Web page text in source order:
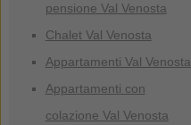
pensione Val Venosta
Chalet Val Venosta
Appartamenti Val Venosta
Appartamenti con
colazione Val Venosta